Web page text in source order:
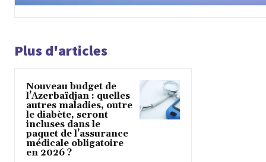
Plus d'articles
Nouveau budget de
l’Azerbaïdjan : quelles
autres maladies, outre
le diabète, seront
incluses dans le
paquet de l’assurance
médicale obligatoire
en 2026 ?